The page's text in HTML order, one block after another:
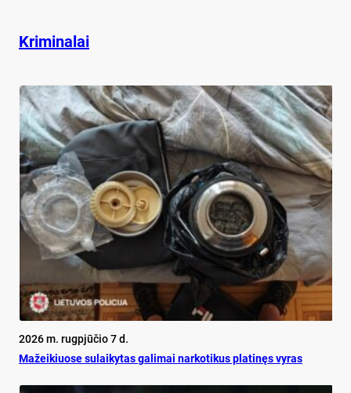
Kriminalai
2026 m. rugpjūčio 7 d.
Mažeikiuose sulaikytas galimai narkotikus platinęs vyras